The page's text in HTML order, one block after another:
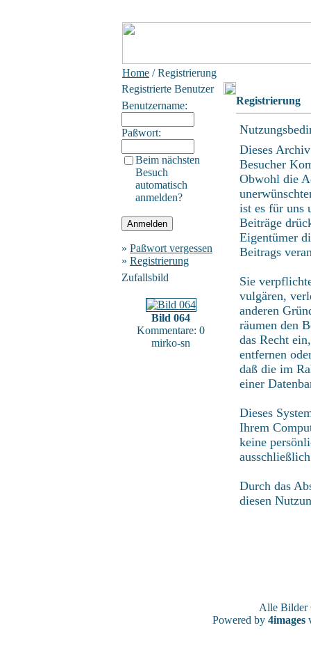
Home / Registrierung
Registrierte Benutzer
Benutzername:
Paßwort:
Beim nächsten
Besuch
automatisch
anmelden?
» Paßwort vergessen
» Registrierung
Zufallsbild
Bild 064
Kommentare: 0
mirko-sn
Registrierung
Dieses
Besucher
Obwohl die
ist es für uns
Beiträge
Eigentümer
Beitrags
Sie
vulgären,
anderen
räumen den
das Recht
entfernen
daß die im
einer
Dieses
Ihrem
keine
Durch das
diesen
Alle
Powered by 4images